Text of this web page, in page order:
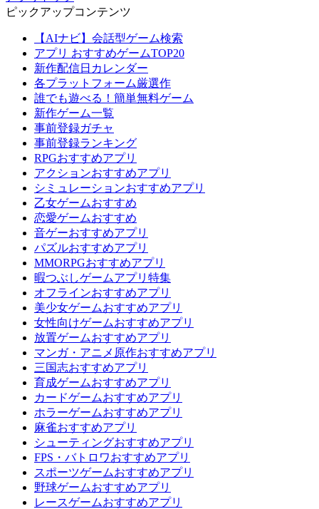
ピックアップコンテンツ
【AIナビ】会話型ゲーム検索
アプリ おすすめゲームTOP20
新作配信日カレンダー
各プラットフォーム厳選作
誰でも遊べる！簡単無料ゲーム
新作ゲーム一覧
事前登録ガチャ
事前登録ランキング
RPGおすすめアプリ
アクションおすすめアプリ
シミュレーションおすすめアプリ
乙女ゲームおすすめ
恋愛ゲームおすすめ
音ゲーおすすめアプリ
パズルおすすめアプリ
MMORPGおすすめアプリ
暇つぶしゲームアプリ特集
オフラインおすすめアプリ
美少女ゲームおすすめアプリ
女性向けゲームおすすめアプリ
放置ゲームおすすめアプリ
マンガ・アニメ原作おすすめアプリ
三国志おすすめアプリ
育成ゲームおすすめアプリ
カードゲームおすすめアプリ
ホラーゲームおすすめアプリ
麻雀おすすめアプリ
シューティングおすすめアプリ
FPS・バトロワおすすめアプリ
スポーツゲームおすすめアプリ
野球ゲームおすすめアプリ
レースゲームおすすめアプリ